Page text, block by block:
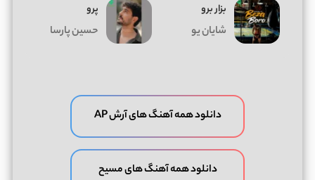
بزار برو
شایان یو
پرو
حسین پارسا
دانلود همه آهنگ های آرش AP
دانلود همه آهنگ های مسیح